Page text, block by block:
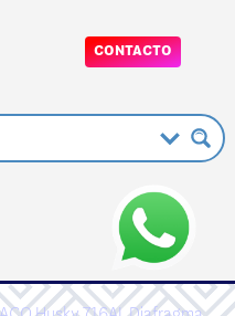
CONTACTO